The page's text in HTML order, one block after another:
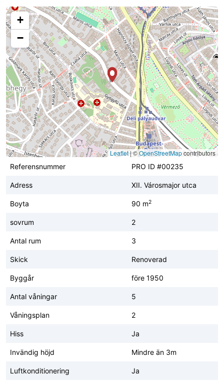
+
−
Leaflet|©OpenStreetMapcontributors
Referensnummer
PRO ID #00235
Adress XII. Városmajor utca
Boyta 90 m2
sovrum 2
Antal rum 3
Skick Renoverad
Byggår före 1950
Antal våningar 5
Våningsplan 2
Hiss Ja
Invändig höjd Mindre än 3m
Luftkonditionering Ja